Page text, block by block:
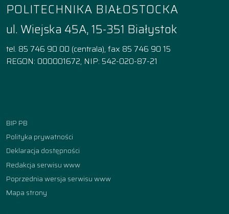
POLITECHNIKA BIAŁOSTOCKA
ul. Wiejska 45A, 15-351 Białystok
tel. 85 746 90 00 (centrala), fax 85 746 90 15
REGON: 000001672, NIP: 542-020-87-21
BIP PB
Polityka prywatności
Deklaracja dostępności
Redakcja serwisu www
Poprzednia wersja serwisu www
Mapa strony